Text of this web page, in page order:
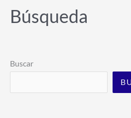
Búsqueda
Buscar